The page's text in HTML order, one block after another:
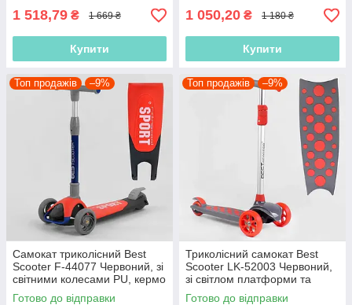
1 518,79 ₴ 1 669 ₴
Купити
1 050,20 ₴ 1 180 ₴
Купити
Топ продажів –9%
Самокат триколісний Best
Scooter F-44077 Червоний, зі
світними колесами PU, кермо
67-77 см
Готово до відправки
Топ продажів –9%
Триколісний самокат Best
Scooter LK-52003 Червоний,
зі світлом платформи та
коліс, висота керма 63-80 см
Готово до відправки